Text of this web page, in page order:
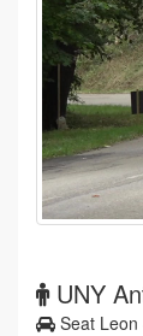
UNY
Seat